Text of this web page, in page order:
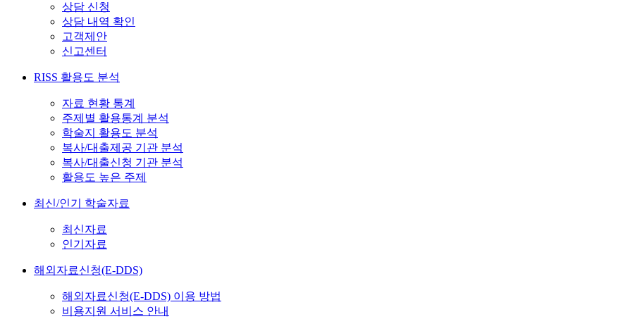
상담 신청
상담 내역 확인
고객제안
신고센터
RISS 활용도 분석
자료 현황 통계
주제별 활용통계 분석
학술지 활용도 분석
복사/대출제공 기관 분석
복사/대출신청 기관 분석
활용도 높은 주제
최신/인기 학술자료
최신자료
인기자료
해외자료신청(E-DDS)
해외자료신청(E-DDS) 이용 방법
비용지원 서비스 안내